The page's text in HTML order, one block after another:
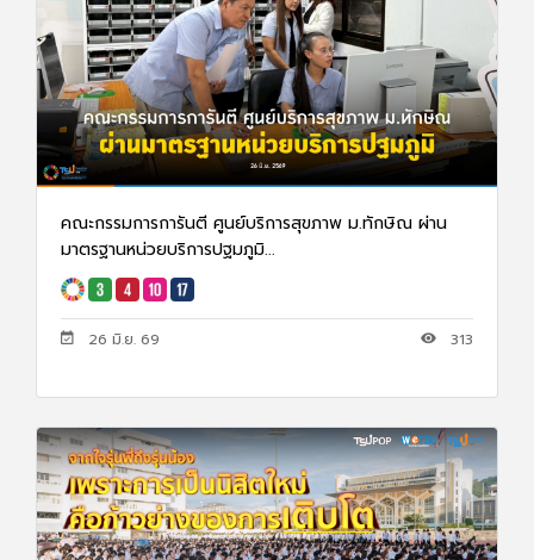
คณะกรรมการการันตี ศูนย์บริการสุขภาพ ม.ทักษิณ ผ่าน
มาตรฐานหน่วยบริการปฐมภูมิ...
26 มิ.ย. 69 313